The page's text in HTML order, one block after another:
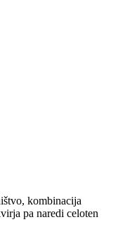
kombinacija
pa naredi celoten